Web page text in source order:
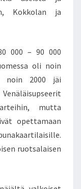
Kokkolan ja
000 – 90 000
oli noin
noin 2000 jäi
mutta
opettamaan
ruotsalaisen